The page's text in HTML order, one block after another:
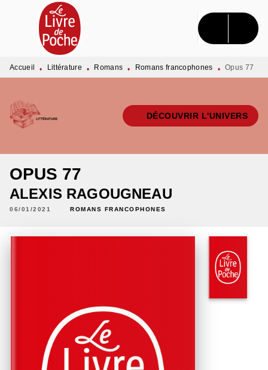
MENU RECHERCHE CONTENU
PIED DE PAGE
Accueil • Littérature • Romans • Romans francophones • Opus 77
DÉCOUVRIR L'UNIVERS
OPUS 77
ALEXIS RAGOUGNEAU
06/01/2021 ROMANS FRANCOPHONES